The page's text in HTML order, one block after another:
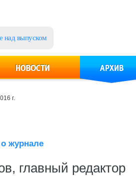
над выпуском
г.
журнале
главный редактор